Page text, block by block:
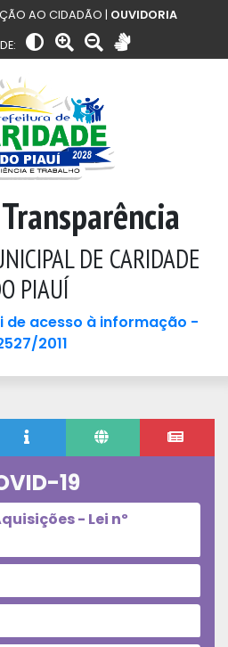
AO CIDADÃO | OUVIDORIA
DE CARIDADE
PIAUÍ
de acesso à informação -
2011
19
- Lei nº